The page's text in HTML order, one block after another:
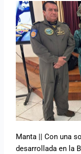
Manta || Con una
desarrollada en la